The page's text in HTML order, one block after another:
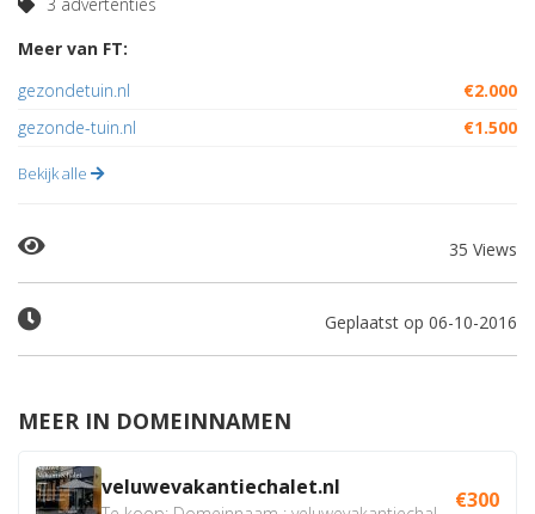
Meer van FT:
gezondetuin.nl
€2.000
gezonde-tuin.nl
€1.500
Bekijk alle
35 Views
Geplaatst op 06-10-2016
MEER IN DOMEINNAMEN
veluwevakantiechalet.nl €300